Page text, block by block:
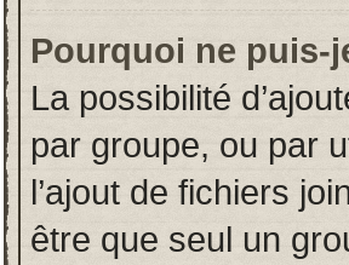
Pourquoi ne puis-
La possibilité
par groupe, ou par
l’ajout de fichiers
être que seul un